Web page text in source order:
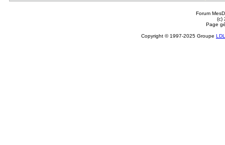
Forum
(c)
Page
Copyright © 1997-2025 Groupe